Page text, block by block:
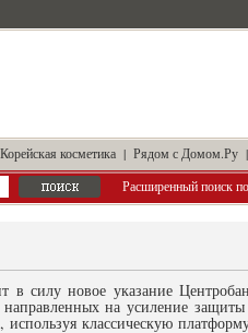
Корейская косметика | Рядом с Домом.Ру |
Расширенный поиск
в силу новое указание
на усиление
используя классическую